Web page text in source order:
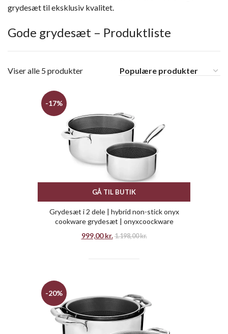
grydesæt til eksklusiv kvalitet.
Gode grydesæt – Produktliste
Viser alle 5 produkter
-17%
GÅ TIL BUTIK
Grydesæt i 2 dele | hybrid non-stick onyx
cookware grydesæt | onyxcoockware
999,00kr. 1.198,00kr.
-20%